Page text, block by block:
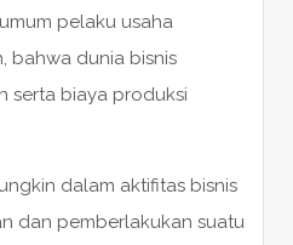
pelaku usaha
bahwa dunia bisnis
serta biaya produksi
dalam aktifitas bisnis
dan pemberlakukan suatu